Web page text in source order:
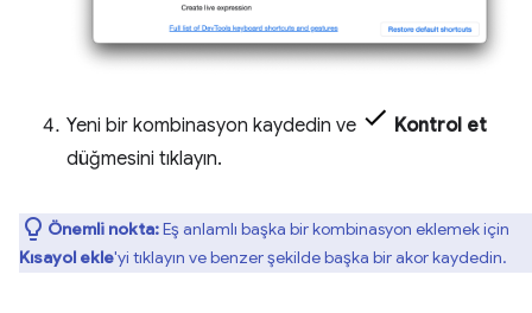
Yeni bir kombinasyon kaydedin ve
Kontrol et
düğmesini tıklayın.
Önemli nokta:Eş anlamlı başka bir kombinasyon eklemek için
Kısayol ekle'yi tıklayın ve benzer şekilde başka bir akor kaydedin.